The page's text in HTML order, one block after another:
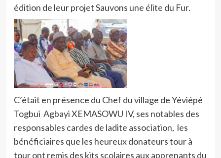
édition de leur projet Sauvons une élite du Fur.
C’était en présence du Chef du village de Yéviépé
Togbui Agbayi XEMASOWU IV, ses notables des
responsables cardes de ladite association, les
bénéficiaires que les heureux donateurs tour à
tour ont remis des kits scolaires aux apprenants du